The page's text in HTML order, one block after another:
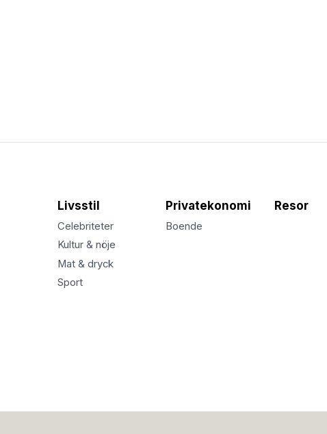
Livsstil
Celebriteter
Kultur & nöje
Mat & dryck
Sport
Privatekonomi
Boende
Resor